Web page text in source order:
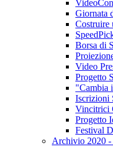
Giornata
Costruire
Borsa di
Video
Progetto
"Cambia
Iscrizioni
Vincitrici
Progetto
Festival
Archivio 2020 -